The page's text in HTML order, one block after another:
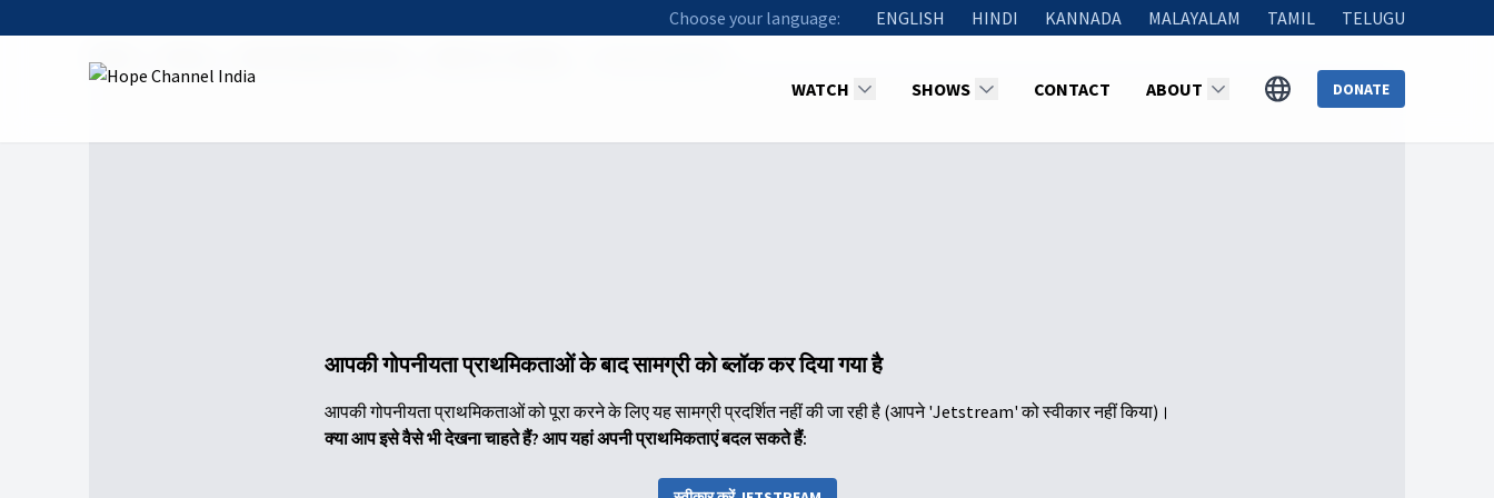
Choose your language: ENGLISH HINDI KANNADA MALAYALAM TAMIL TELUGU
WATCH SHOWS CONTACT ABOUT DONATE
आपकी गोपनीयता प्राथमिकताओं के बाद सामग्री को ब्लॉक कर दिया गया है
आपकी गोपनीयता प्राथमिकताओं को पूरा करने के लिए यह सामग्री प्रदर्शित नहीं की जा रही है (आपने 'Jetstream' को स्वीकार नहीं किया)।
क्या आप इसे वैसे भी देखना चाहते हैं? आप यहां अपनी प्राथमिकताएं बदल सकते हैं: